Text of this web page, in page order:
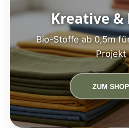
Kreative &
Bio-Stoffe ab 0,5m
Projekt
ZUM SHOP